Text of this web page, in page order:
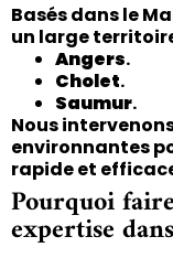
Basés dans le
un large
Angers.
Cholet.
Saumur.
Nous
environnantes
rapide et
Pourquoi
expertise